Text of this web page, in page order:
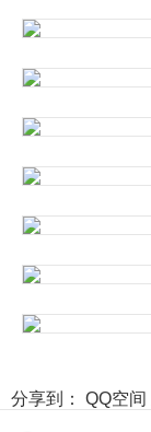
分享到： QQ空间